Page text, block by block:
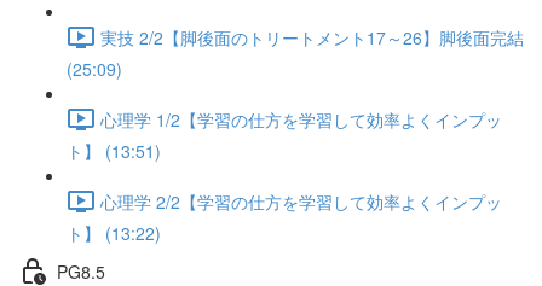
実技 2/2【脚後面のトリートメント17～26】脚後面完結
(25:09)
心理学 1/2【学習の仕方を学習して効率よくインプッ
ト】 (13:51)
心理学 2/2【学習の仕方を学習して効率よくインプッ
ト】 (13:22)
PG8.5